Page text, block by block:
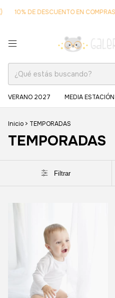
DE DESCUENTO EN COMPRAS
VERANO 2027 MEDIA
Inicio > TEMPORADAS
TEMPORADAS
Filtrar